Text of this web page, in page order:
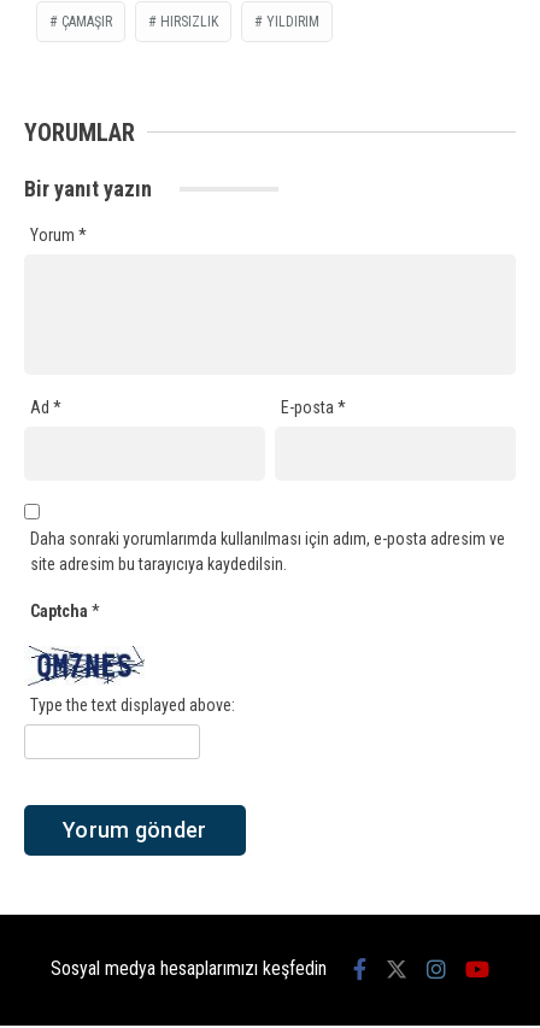
ÇAMAŞIR HIRSIZLIK YILDIRIM
YORUMLAR
Bir yanıt yazın
Yorum *
Ad * E-posta*
Daha sonraki yorumlarımda kullanılması için adım, e-posta adresim ve
site adresim bu tarayıcıya kaydedilsin.
Captcha *
Type the text displayed above:
Sosyal medya hesaplarımızı keşfedin